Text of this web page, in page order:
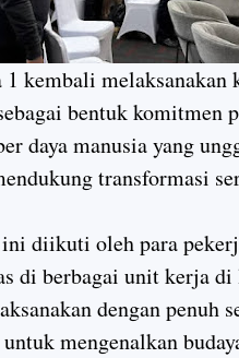
kembali melaksanakan
bentuk komitmen
daya manusia yang
transformasi
diikuti oleh para
di berbagai unit kerja
dengan penuh
untuk mengenalkan